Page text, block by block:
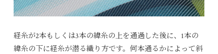
経糸が2本もしくは3本の緯糸の上を通過した後に、1本の
緯糸の下に経糸が潜る織り方です。何本通るかによって斜